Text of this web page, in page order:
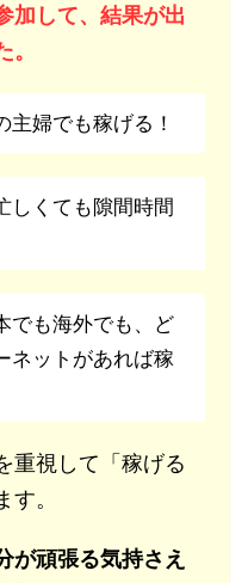
加して、結果が出
婦でも稼げる！
しくても隙間時間
でも海外でも、ど
ネットがあれば稼
重視して「稼げる
。
が頑張る気持さえ